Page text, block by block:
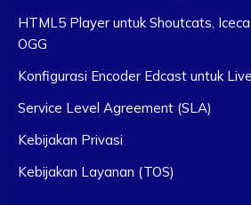
HTML5 Player untuk Shoutcats,
OGG
Konfigurasi Encoder Edcast untuk
Service Level Agreement (SLA)
Kebijakan Privasi
Kebijakan Layanan (TOS)